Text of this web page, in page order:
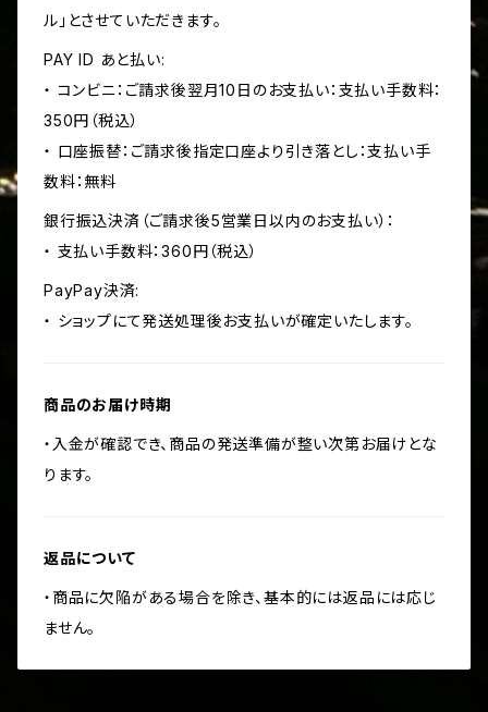
ル」とさせていただきます。
PAY ID あと払い:
・ コンビニ：ご請求後翌月10日のお支払い：支払い手数料：
350円（税込）
・ 口座振替：ご請求後指定口座より引き落とし：支払い手
数料：無料
銀行振込決済（ご請求後5営業日以内のお支払い）：
・ 支払い手数料：360円（税込）
PayPay決済:
・ ショップにて発送処理後お支払いが確定いたします。
商品のお届け時期
・入金が確認でき、商品の発送準備が整い次第お届けとな
ります。
返品について
・商品に欠陥がある場合を除き、基本的には返品には応じ
ません。